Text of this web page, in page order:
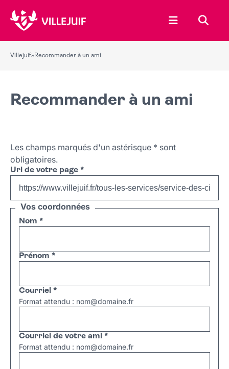
Ouvrir le
Villejuif»Recommander à un ami
Recommander à un ami
Les champs marqués d'un astérisque * sont
obligatoires.
Url de votre page *
Vos coordonnées
Nom *
Prénom *
Courriel *
Format attendu : nom@domaine.fr
Courriel de votre ami *
Format attendu : nom@domaine.fr